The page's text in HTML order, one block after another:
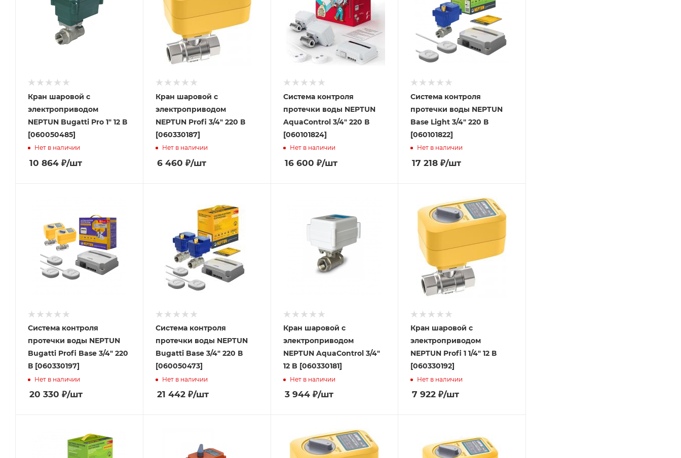
Кран шаровой с
электроприводом
NEPTUN Bugatti Pro 1" 12 В
[060050485]
Нет в наличии
10 864 ₽/шт
Кран шаровой с
электроприводом
NEPTUN Profi 3/4" 220 В
[060330187]
Нет в наличии
6 460 ₽/шт
Система контроля
протечки воды NEPTUN
AquaControl 3/4" 220 В
[060101824]
Нет в наличии
16 600 ₽/шт
Система контроля
протечки воды NEPTUN
Base Light 3/4" 220 В
[060101822]
Нет в наличии
17 218 ₽/шт
Система контроля
протечки воды NEPTUN
Bugatti Profi Base 3/4" 220
В [060330197]
Нет в наличии
20 330 ₽/шт
Система контроля
протечки воды NEPTUN
Bugatti Base 3/4" 220 В
[060050473]
Нет в наличии
21 442₽/шт
Кран шаровой с
электроприводом
NEPTUN AquaControl 3/4"
12 B [060330181]
Нет в наличии
3 944₽/шт
Кран шаровой с
электроприводом
NEPTUN Profi 1 1/4" 12 В
[060330192]
Нет в наличии
7 922 ₽/шт